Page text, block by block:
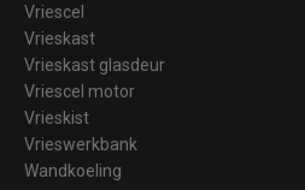
Vriescel
Vrieskast
Vrieskast glasdeur
Vriescel motor
Vrieskist
Vrieswerkbank
Wandkoeling